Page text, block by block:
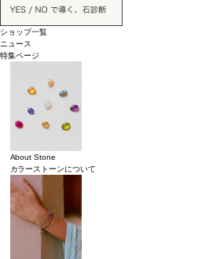
ショップ一覧
ニュース
特集ページ
About Stone
カラーストーンについて